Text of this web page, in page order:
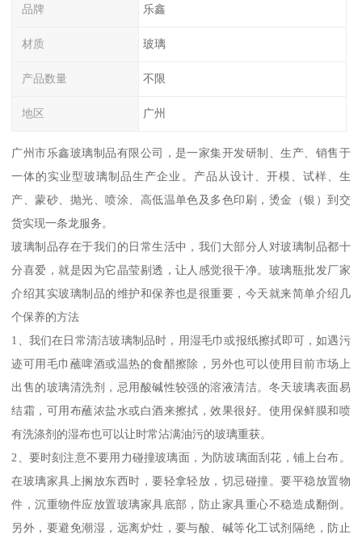
品牌 乐鑫
材质 玻璃
产品数量 不限
地区 广州
广州市乐鑫玻璃制品有限公司，是一家集开发研制、生产、销售于
一体的实业型玻璃制品生产企业。产品从设计、开模、试样、生
产、蒙砂、抛光、喷涂、高低温单色及多色印刷，烫金（银）到交
货实现一条龙服务。
玻璃制品存在于我们的日常生活中，我们大部分人对玻璃制品都十
分喜爱，就是因为它晶莹剔透，让人感觉很干净。玻璃瓶批发厂家
介绍其实玻璃制品的维护和保养也是很重要，今天就来简单介绍几
个保养的方法
1、我们在日常清洁玻璃制品时，用湿毛巾或报纸擦拭即可，如遇污
迹可用毛巾蘸啤酒或温热的食醋擦除，另外也可以使用目前市场上
出售的玻璃清洗剂，忌用酸碱性较强的溶液清洁。冬天玻璃表面易
结霜，可用布蘸浓盐水或白酒来擦拭，效果很好。使用保鲜膜和喷
有洗涤剂的湿布也可以让时常沾满油污的玻璃重获。
2、要时刻注意不要用力碰撞玻璃面，为防玻璃面刮花，铺上台布。
在玻璃家具上搁放东西时，要轻拿轻放，切忌碰撞。要平稳放置物
件，沉重物件应放置玻璃家具底部，防止家具重心不稳造成翻倒。
另外，要避免潮湿，远离炉灶，要与酸、碱等化工试剂隔绝，防止